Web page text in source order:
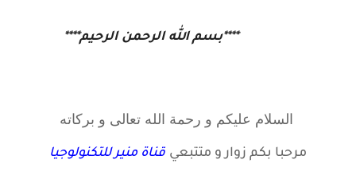
****بسم الله الرحمن الرحيم****
السلام عليكم و رحمة الله تعالى و بركاته
مرحبا بكم زوار و متتبعي قناة منير للتكنولوجيا